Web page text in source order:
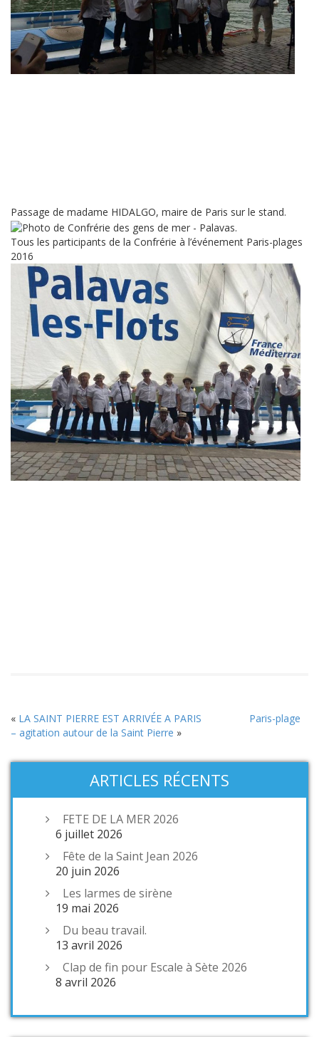
Passage de madame HIDALGO, maire de Paris sur le stand.
Tous les participants de la Confrérie à l’événement Paris-plages
2016
« LA SAINT PIERRE EST ARRIVÉE A PARIS
Paris-plage
– agitation autour de la Saint Pierre »
ARTICLES RÉCENTS
FETE DE LA MER 2026
6 juillet 2026
Fête de la Saint Jean 2026
20 juin 2026
Les larmes de sirène
19 mai 2026
Du beau travail.
13 avril 2026
Clap de fin pour Escale à Sète 2026
8 avril 2026